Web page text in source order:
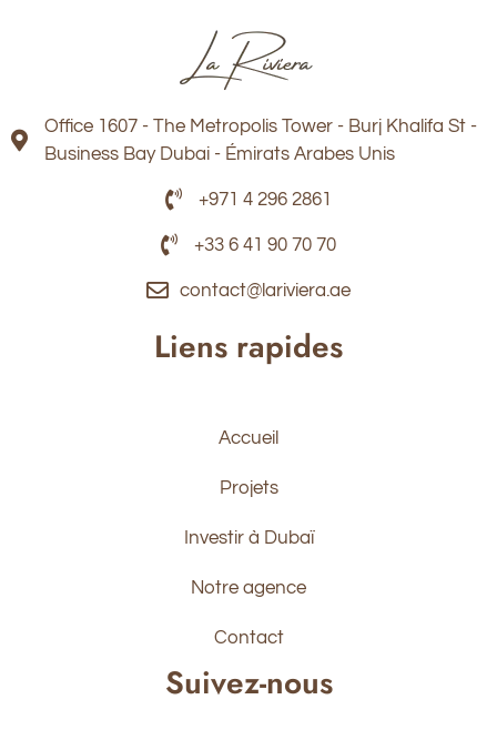
Office 1607 - The Metropolis Tower - Burj Khalifa St -
Business Bay Dubai - Émirats Arabes Unis
+971 4 296 2861
+33 6 41 90 70 70
contact@lariviera.ae
Liens rapides
Accueil
Projets
Investir à Dubaï
Notre agence
Contact
Suivez-nous